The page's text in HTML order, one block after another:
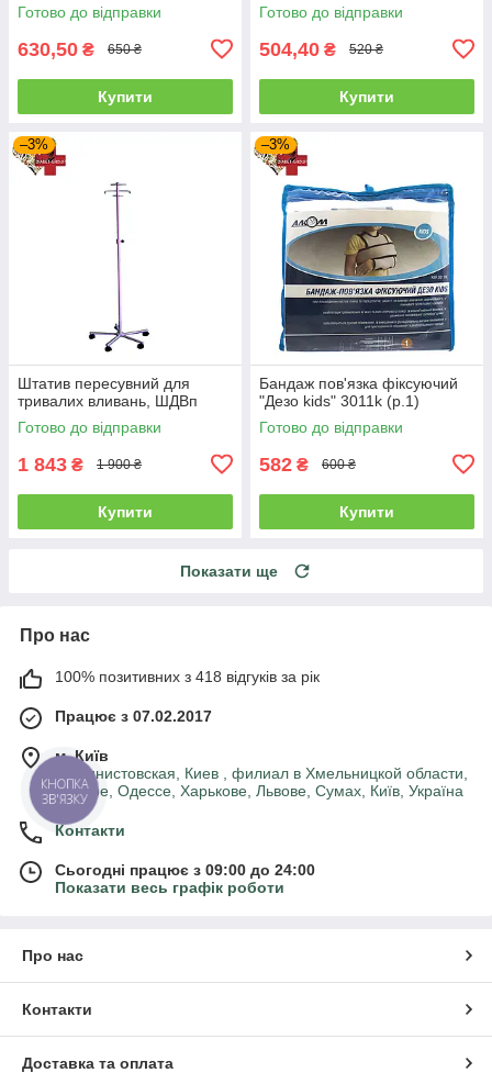
Готово до відправки
630,50 ₴ 650 ₴
Купити
Готово до відправки
504,40 ₴ 520 ₴
Купити
–3%
Штатив пересувний для
тривалих вливань, ШДВп
Готово до відправки
1 843 ₴ 1 900 ₴
Купити
–3%
Бандаж пов'язка фіксуючий
"Дезо kids" 3011k (р.1)
Готово до відправки
582 ₴ 600 ₴
Купити
Показати ще
Про нас
100% позитивних з 418 відгуків за рік
Працює з 07.02.2017
м. Київ
машинистовская, Киев , филиал в Хмельницкой области,
Днепре, Одессе, Харькове, Львове, Сумах, Київ, Україна
Контакти
Сьогодні працює з 09:00 до 24:00
Показати весь графік роботи
Про нас
Контакти
Доставка та оплата
КНОПКА
ЗВ'ЯЗКУ